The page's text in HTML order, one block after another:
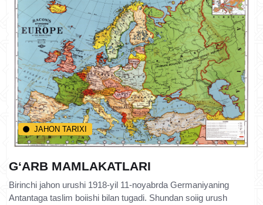
JAHON TARIXI
G‘ARB MAMLAKATLARI
Birinchi jahon urushi 1918-yil 11-noyabrda Germaniyaning
Antantaga taslim boiishi bilan tugadi. Shundan soiig urush